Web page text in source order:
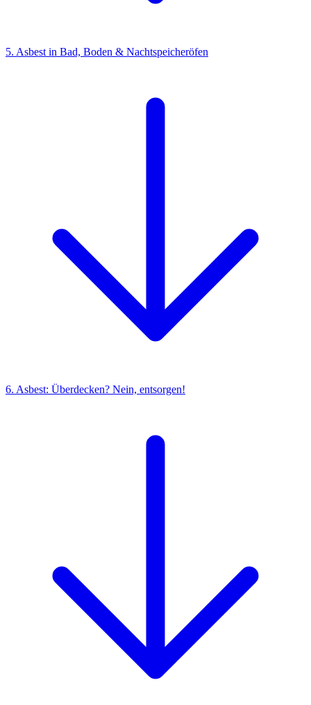
5. Asbest in Bad, Boden & Nachtspeicheröfen
6. Asbest: Überdecken? Nein, entsorgen!